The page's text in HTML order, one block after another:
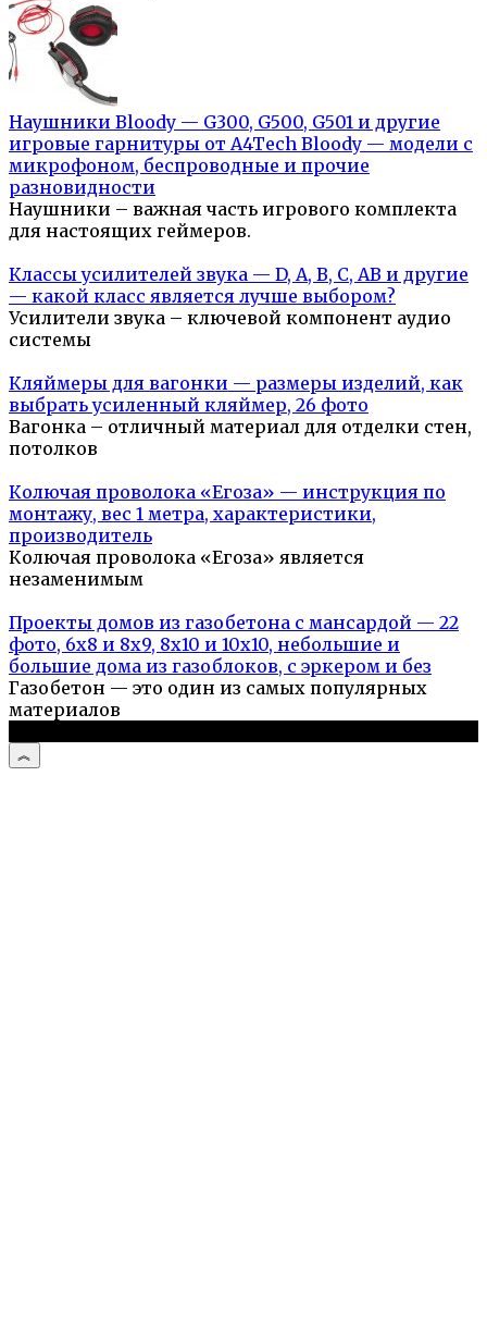
Наушники Bloody — G300, G500, G501 и другие
игровые гарнитуры от A4Tech Bloody — модели с
микрофоном, беспроводные и прочие
разновидности
Наушники – важная часть игрового комплекта
для настоящих геймеров.
Классы усилителей звука — D, A, B, C, AB и другие
— какой класс является лучше выбором?
Усилители звука – ключевой компонент аудио
системы
Кляймеры для вагонки — размеры изделий, как
выбрать усиленный кляймер, 26 фото
Вагонка – отличный материал для отделки стен,
потолков
Колючая проволока «Егоза» — инструкция по
монтажу, вес 1 метра, характеристики,
производитель
Колючая проволока «Егоза» является
незаменимым
Проекты домов из газобетона с мансардой — 22
фото, 6х8 и 8х9, 8х10 и 10х10, небольшие и
большие дома из газоблоков, с эркером и без
Газобетон — это один из самых популярных
материалов